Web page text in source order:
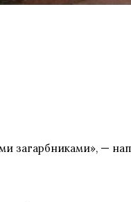
загарбниками», —